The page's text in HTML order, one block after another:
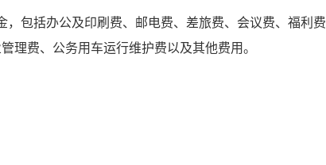
包括办公及印刷费、邮电费、差旅费、会议费、福利
理费、公务用车运行维护费以及其他费用。